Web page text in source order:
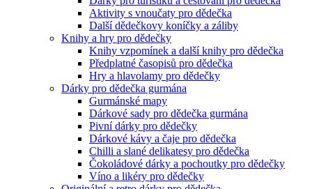
Aktivity s vnoučaty pro dědečka
Další dědečkovy koníčky a záliby
Knihy a hry pro dědečky
Knihy vzpomínek a další knihy pro dědečka
Předplatné časopisů pro dědečka
Hry a hlavolamy pro dědečky
Dárky pro dědečka gurmána
Gurmánské mapy
Dárkové sady pro dědečka gurmána
Pivní dárky pro dědečky
Dárkové kávy a čaje pro dědečka
Chilli a slané delikatesy pro dědečka
Čokoládové dárky a pochoutky pro dědečky
Víno a likéry pro dědečky